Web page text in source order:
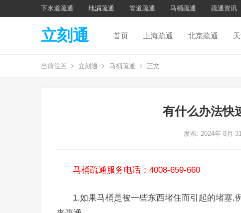
下水道疏通 地漏疏通 管道疏通 马桶疏通 疏通资讯
立刻通 首页 上海疏通 北京疏通
当前位置 立刻通 马桶疏通 正文
有什么办法快
发布: 2024年 8月
马桶疏通服务电话：4008-659-660
1.如果马桶是被一些东西堵住而引起的堵塞,